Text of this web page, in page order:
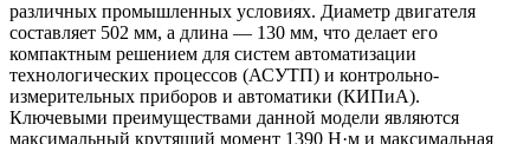
различных промышленных условиях. Диаметр двигателя
составляет 502 мм, а длина — 130 мм, что делает его
компактным решением для систем автоматизации
технологических процессов (АСУТП) и контрольно-
измерительных приборов и автоматики (КИПиА).
Ключевыми преимуществами данной модели являются
максимальный крутящий момент 1390 Н·м и максимальная